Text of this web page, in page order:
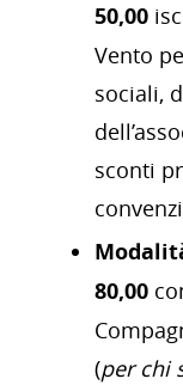
50,00
Vento
sociali,
sconti
80,00
(per chi